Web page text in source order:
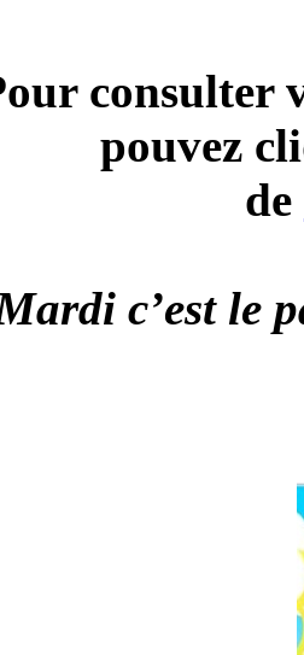
consulter
pouvez
de
c’est le